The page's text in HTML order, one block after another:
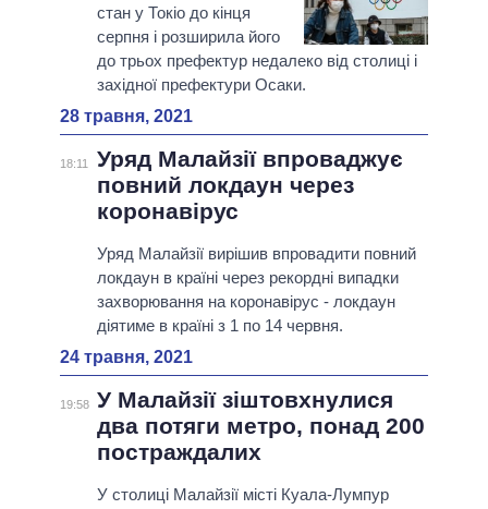
стан у Токіо до кінця
серпня і розширила його
до трьох префектур недалеко від столиці і
західної префектури Осаки.
28 травня, 2021
18:11
Уряд Малайзії впроваджує
повний локдаун через
коронавірус
Уряд Малайзії вирішив впровадити повний
локдаун в країні через рекордні випадки
захворювання на коронавірус - локдаун
діятиме в країні з 1 по 14 червня.
24 травня, 2021
19:58 У Малайзії зіштовхнулися
два потяги метро, понад 200
постраждалих
У столиці Малайзії місті Куала-Лумпур